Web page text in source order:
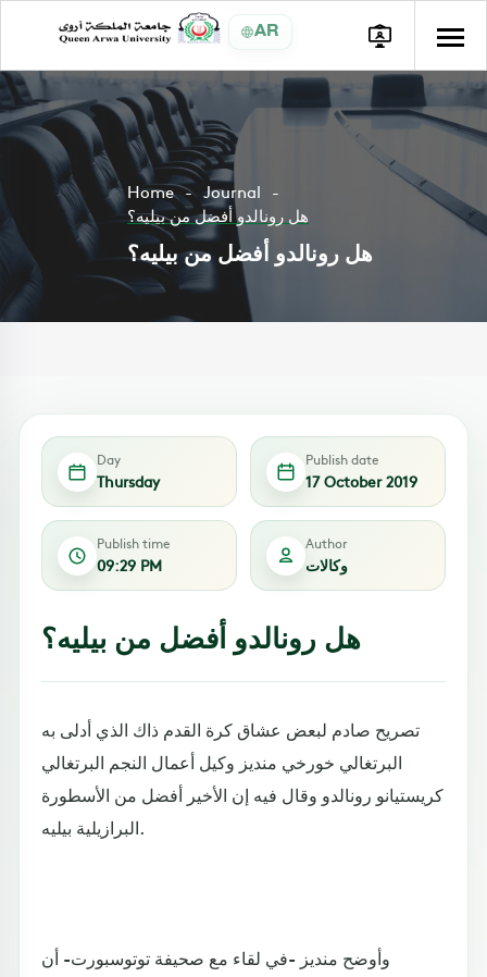
AR
Home
Journal
هل رونالدو أفضل من بيليه؟
هل رونالدو أفضل من بيليه؟
Day
Thursday
Publish date
17 October 2019
Publish time
09:29 PM
Author
وكالات
هل رونالدو أفضل من بيليه؟
تصريح صادم لبعض عشاق كرة القدم ذاك الذي أدلى به
البرتغالي خورخي منديز وكيل أعمال النجم البرتغالي
كريستيانو رونالدو وقال فيه إن الأخير أفضل من الأسطورة
البرازيلية بيليه.
وأوضح منديز -في لقاء مع صحيفة توتوسبورت- أن